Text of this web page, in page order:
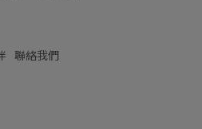
聯絡我們